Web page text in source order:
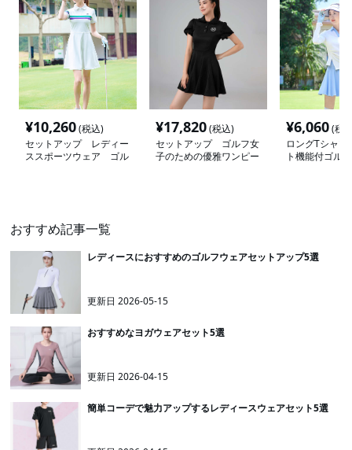
¥10,260(税込)
セットアップ レディー
ススポーツウェア ゴル
¥17,820(税込)
セットアップ ゴルフ女
子のための優雅ワンピー
¥6,060(税
ロングTシャ
ト機能付ゴル
おすすめ記事一覧
レディースにおすすめのゴルフウェアセットアップ5選
更新日2026-05-15
おすすめなヨガウェアセット5選
更新日2026-04-15
簡単コーデで魅力アップするレディースウェアセット5選